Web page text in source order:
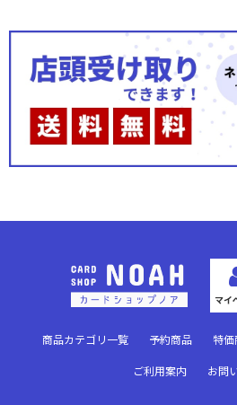
マイ
商品カテゴリ一覧 予約商品 特価
ご利用案内 お問